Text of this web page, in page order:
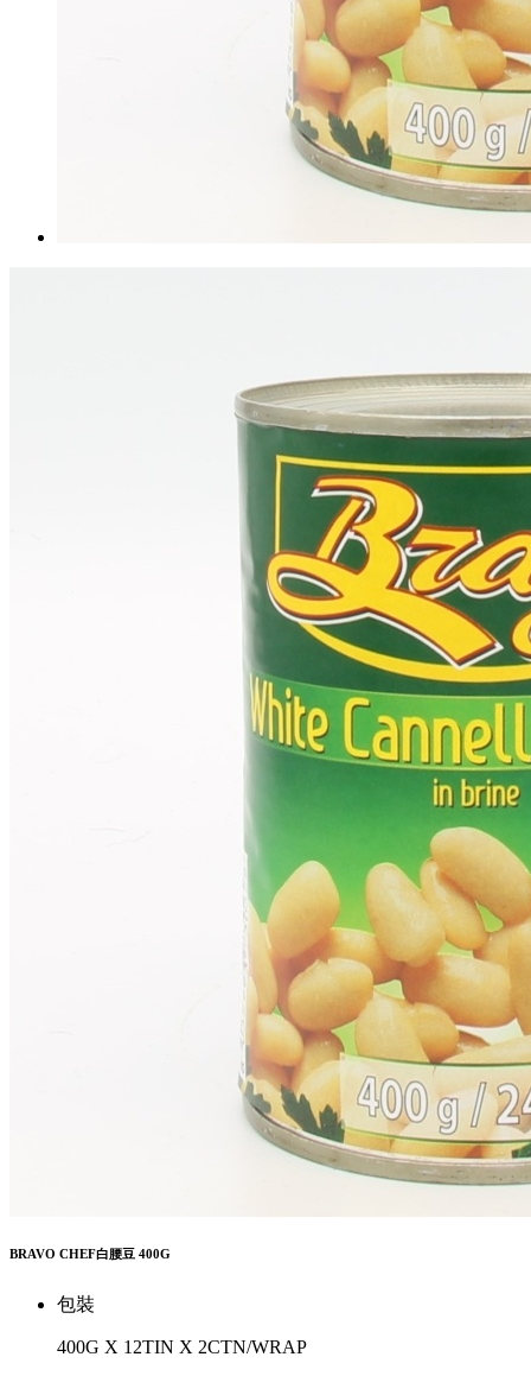
BRAVO CHEF白腰豆 400G
包裝
400G X 12TIN X 2CTN/WRAP